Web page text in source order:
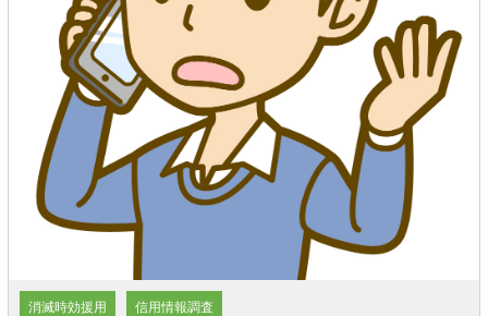
消滅時効援用 信用情報調査